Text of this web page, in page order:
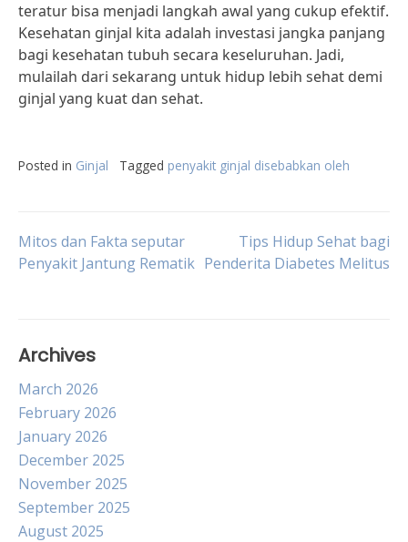
teratur bisa menjadi langkah awal yang cukup efektif.
Kesehatan ginjal kita adalah investasi jangka panjang
bagi kesehatan tubuh secara keseluruhan. Jadi,
mulailah dari sekarang untuk hidup lebih sehat demi
ginjal yang kuat dan sehat.
Posted in Ginjal Tagged penyakit ginjal disebabkan oleh
Post
Mitos dan Fakta seputar
Penyakit Jantung Rematik
Tips Hidup Sehat bagi
Penderita Diabetes Melitus
Archives
March 2026
February 2026
January 2026
December 2025
November 2025
September 2025
August 2025